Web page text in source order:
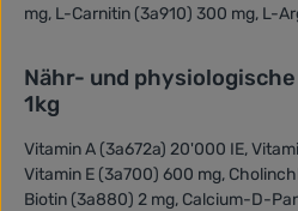
mg, L-Carnitin (3a910) 300 mg, L-
Nähr- und
1kg
Vitamin A (3a672a) 20'000 IE,
Vitamin E (3a700) 600 mg,
Biotin (3a880) 2 mg, Calcium-D-